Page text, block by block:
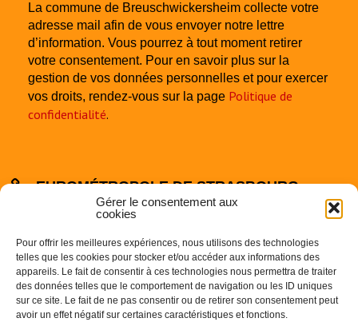
Gérer le consentement aux
cookies
Pour offrir les meilleures expériences, nous utilisons des technologies
telles que les cookies pour stocker et/ou accéder aux informations des
appareils. Le fait de consentir à ces technologies nous permettra de traiter
des données telles que le comportement de navigation ou les ID uniques
sur ce site. Le fait de ne pas consentir ou de retirer son consentement peut
avoir un effet négatif sur certaines caractéristiques et fonctions.
La commune de Breuschwickersheim collecte votre
adresse mail afin de vous envoyer notre lettre
d’information. Vous pourrez à tout moment retirer
votre consentement. Pour en savoir plus sur la
gestion de vos données personnelles et pour exercer
vos droits, rendez-vous sur la page Politique de
confidentialité.
EUROMÉTROPOLE DE STRASBOURG
Centre Administratif